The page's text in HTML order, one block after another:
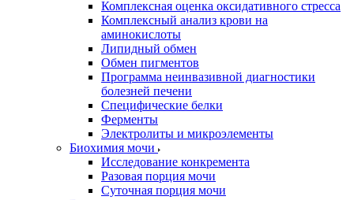
Комплексная оценка оксидативного стресса
Комплексный анализ крови на
аминокислоты
Липидный обмен
Обмен пигментов
Программа неинвазивной диагностики
болезней печени
Специфические белки
Ферменты
Электролиты и микроэлементы
Биохимия мочи
Исследование конкремента
Разовая порция мочи
Суточная порция мочи